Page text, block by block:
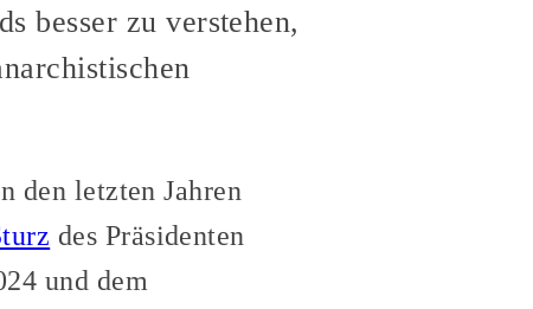
besser zu verstehen,
den letzten Jahren
des Präsidenten
und dem